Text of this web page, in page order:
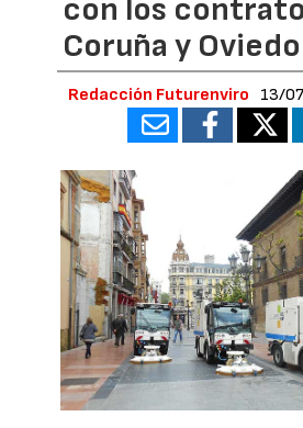
con los
Coruña y Oviedo
Redacción Futurenviro 13/